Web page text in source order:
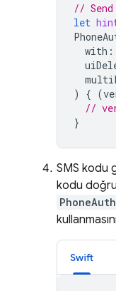
//
let
with :
)
{ (
//
}
SMS kodu
kodu
Swift